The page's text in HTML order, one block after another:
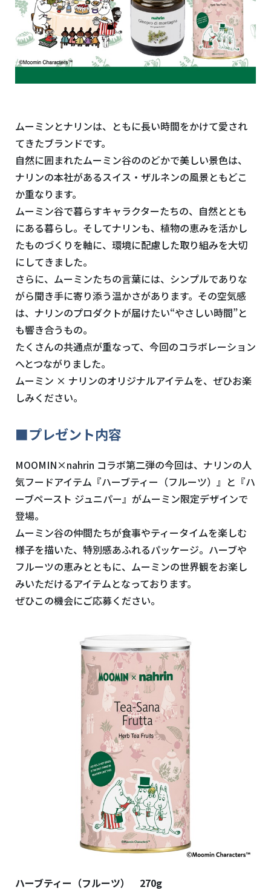
ムーミンとナリンは、ともに長い時間をかけて愛され
てきたブランドです。
自然に囲まれたムーミン谷ののどかで美しい景色は、
ナリンの本社があるスイス・ザルネンの風景ともどこ
か重なります。
ムーミン谷で暮らすキャラクターたちの、自然ととも
にある暮らし。そしてナリンも、植物の恵みを活かし
たものづくりを軸に、環境に配慮した取り組みを大切
にしてきました。
さらに、ムーミンたちの言葉には、シンプルでありな
がら聞き手に寄り添う温かさがあります。その空気感
は、ナリンのプロダクトが届けたい“やさしい時間”と
も響き合うもの。
たくさんの共通点が重なって、今回のコラボレーション
へとつながりました。
ムーミン × ナリンのオリジナルアイテムを、ぜひお楽
しみください。
■プレゼント内容
MOOMIN×nahrin コラボ第二弾の今回は、ナリンの人
気フードアイテム『ハーブティー（フルーツ）』と『ハ
ーブペースト ジュニパー』がムーミン限定デザインで
登場。
ムーミン谷の仲間たちが食事やティータイムを楽しむ
様子を描いた、特別感あふれるパッケージ。ハーブや
フルーツの恵みとともに、ムーミンの世界観をお楽し
みいただけるアイテムとなっております。
ぜひこの機会にご応募ください。
ハーブティー（フルーツ） 270g